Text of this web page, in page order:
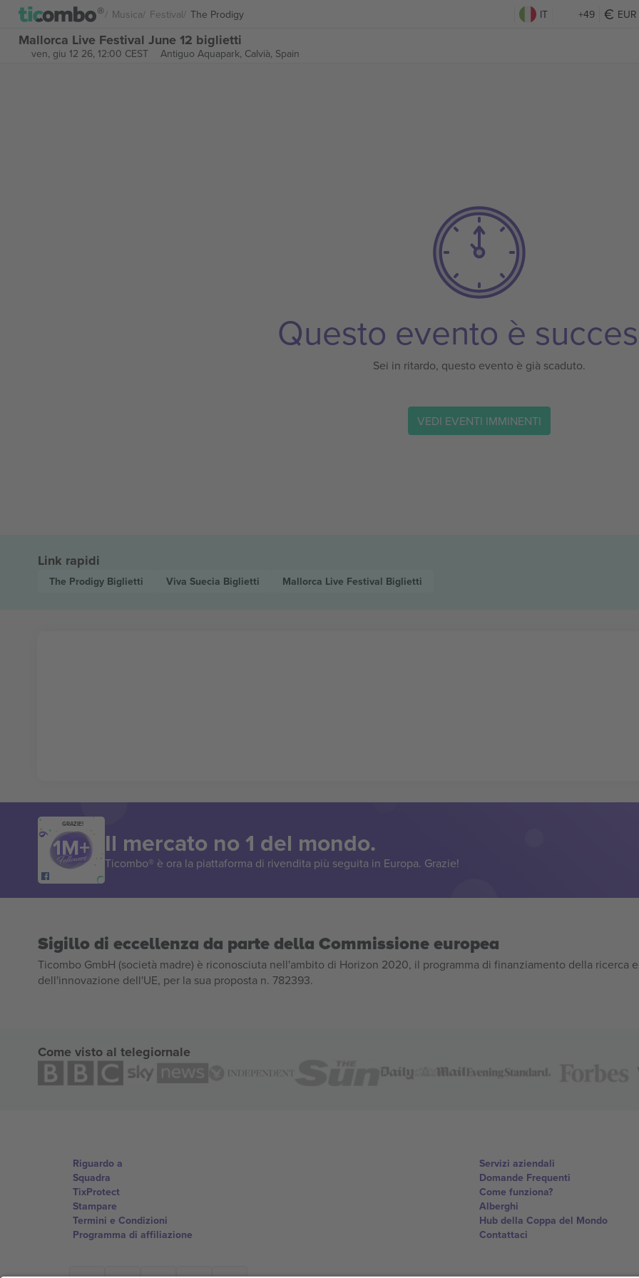
Musica Festival The Prodigy IT +49 EUR
Mallorca Live Festival June 12 biglietti
ven, giu 12 26, 12:00 CEST Antiguo Aquapark, Calvià, Spain
Questo evento è
Sei in ritardo, questo evento è già scaduto.
VEDI EVENTI IMMINENTI
Link rapidi
The Prodigy Biglietti Viva Suecia Biglietti Mallorca Live Festival Biglietti
GRAZIE!
Il mercato no 1 del mondo.
Ticombo® è ora la piattaforma di rivendita più seguita in Europa. Grazie!
Sigillo di eccellenza da parte della Commissione europea
Ticombo GmbH (società madre) è riconosciuta nell'ambito di Horizon 2020, il programma di finanziamento della ricerca e
dell'innovazione dell'UE, per la sua proposta n. 782393.
Come visto al telegiornale
Riguardo a
Squadra
TixProtect
Stampare
Termini e Condizioni
Programma di affiliazione
Servizi aziendali
Domande Frequenti
Come funziona?
Alberghi
Hub della Coppa del Mondo
Contattaci